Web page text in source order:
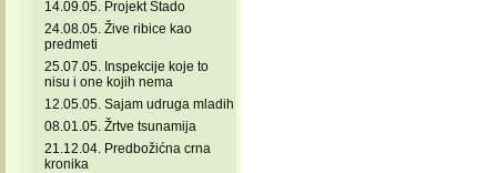
14.09.05. Projekt Stado
24.08.05. Žive ribice kao
predmeti
25.07.05. Inspekcije koje to
nisu i one kojih nema
12.05.05. Sajam udruga mladih
08.01.05. Žrtve tsunamija
21.12.04. Predbožićna crna
kronika